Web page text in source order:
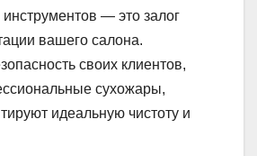
— это залог
вашего салона.
своих клиентов,
сухожары,
идеальную чистоту и